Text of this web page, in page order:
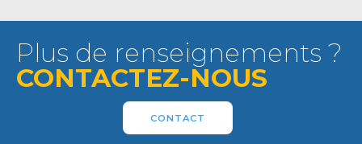
Plus de renseignements ?
CONTACTEZ-NOUS
CONTACT